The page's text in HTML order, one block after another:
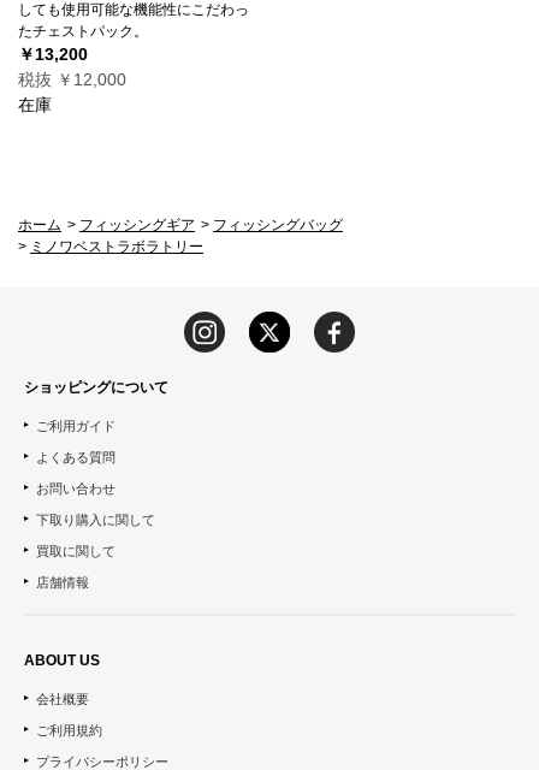
しても使用可能な機能性にこだわっ
たチェストパック。
￥13,200
税抜 ￥12,000
在庫
ホーム > フィッシングギア > フィッシングバッグ
> ミノワベストラボラトリー
ショッピングについて
ご利用ガイド
よくある質問
お問い合わせ
下取り購入に関して
買取に関して
店舗情報
ABOUT US
会社概要
ご利用規約
プライバシーポリシー